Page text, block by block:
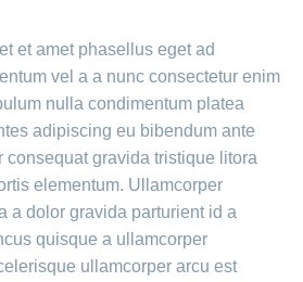
et amet phasellus eget ad
vel a a nunc consectetur enim
nulla condimentum platea
adipiscing eu bibendum ante
gravida tristique litora
elementum. Ullamcorper
a dolor gravida parturient id a
quisque a ullamcorper
ullamcorper arcu est